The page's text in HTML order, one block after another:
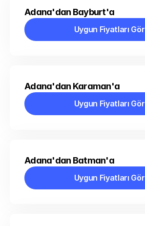
Adana'dan Bayburt'a
Uygun Fiyatları Gör
Uygun Fiyatları Gör
Adana'dan Karaman'a
Uygun Fiyatları Gör
Uygun Fiyatları Gör
Adana'dan Batman'a
Uygun Fiyatları Gör
Uygun Fiyatları Gör